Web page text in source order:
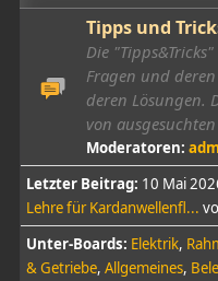
Tipps und
Die
Fragen und
deren Lösungen.
von
Moderatoren:
Letzter Beitrag: 10 Mai
Lehre für Kardanwellenfl...
Unter-Boards Elektrik
& Getriebe Allgemeines